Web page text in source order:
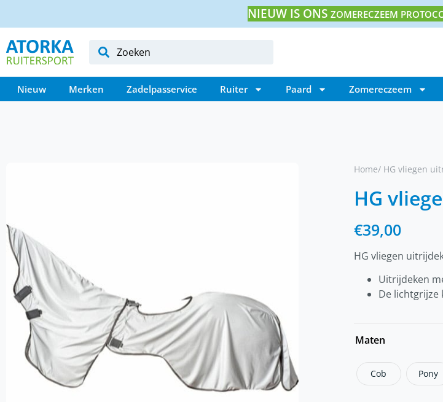
NIEUW IS ONS ZOMERECZEEM
Nieuw Merken Zadelpasservice Ruiter Paard Zomereczeem
Home/ HG vliegen
HG
€39,00
HG vliegen
Uitrijdeken
De lichtgrijze
Maten
Cob Pony